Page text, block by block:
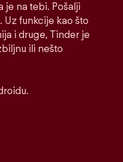
je na tebi. Pošalji
Uz funkcije kao što
i druge, Tinder je
ili nešto